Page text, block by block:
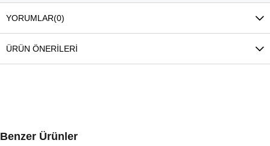
YORUMLAR(0)
ÜRÜN ÖNERILERI
Benzer Ürünler